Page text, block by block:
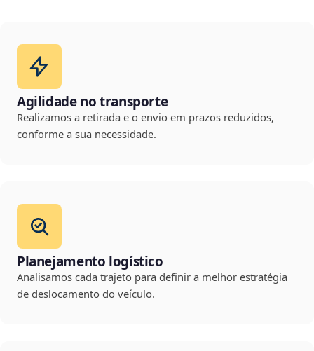
Agilidade no transporte
Realizamos a retirada e o envio em prazos reduzidos,
conforme a sua necessidade.
Planejamento logístico
Analisamos cada trajeto para definir a melhor estratégia
de deslocamento do veículo.